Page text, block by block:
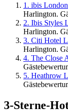
1. ibis
Harlington.
2. Ibis Styles
Harlington.
3. Citi Hotel
Harlington.
4. The Close
5. Heathrow
3-Sterne-